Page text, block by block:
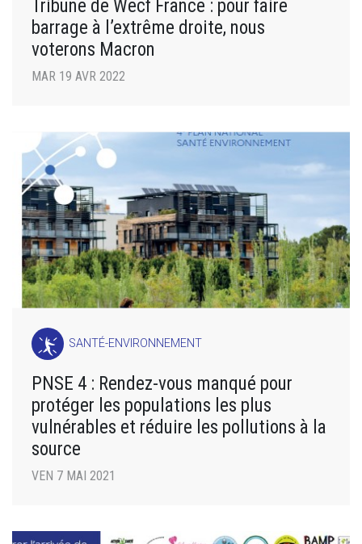
Tribune de Wecf France : pour faire
barrage à l’extrême droite, nous
voterons Macron
MAR 19 AVR 2022
SANTÉ-ENVIRONNEMENT
PNSE 4 : Rendez-vous manqué pour
protéger les populations les plus
vulnérables et réduire les pollutions à la
source
VEN 7 MAI 2021